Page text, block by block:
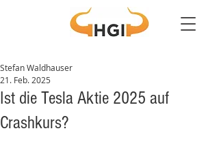
Ist die Tesla Aktie 2025 auf
Crashkurs?
Stefan Waldhauser
21. Feb. 2025